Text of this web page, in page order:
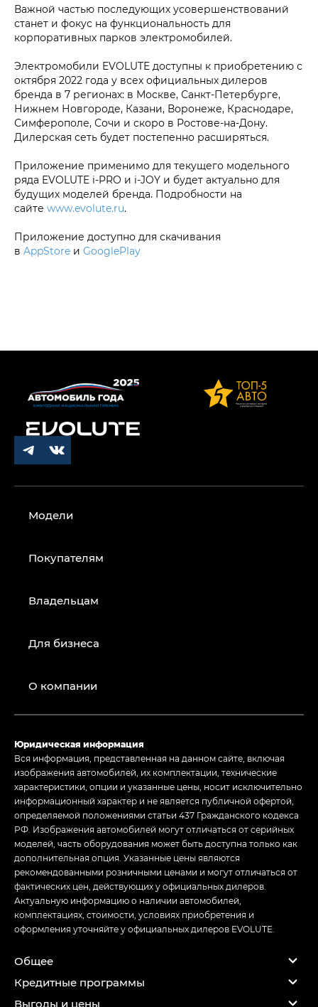
Важной частью последующих усовершенствований
станет и фокус на функциональность для
корпоративных парков электромобилей.
Электромобили EVOLUTE доступны к приобретению с
октября 2022 года у всех официальных дилеров
бренда в 7 регионах: в Москве, Санкт-Петербурге,
Нижнем Новгороде, Казани, Воронеже, Краснодаре,
Симферополе, Сочи и скоро в Ростове-на-Дону.
Дилерская сеть будет постепенно расширяться.
Приложение применимо для текущего модельного
ряда EVOLUTE i‑PRO и i‑JOY и будет актуально для
будущих моделей бренда. Подробности на
сайте www.evolute.ru.
Приложение доступно для скачивания
в AppStore и GooglePlay
Модели
Покупателям
Владельцам
Для бизнеса
О компании
Юридическая информация
Вся информация, представленная на данном сайте, включая
изображения автомобилей, их комплектации, технические
характеристики, опции и указанные цены, носит исключительно
информационный характер и не является публичной офертой,
определяемой положениями статьи 437 Гражданского кодекса
РФ. Изображения автомобилей могут отличаться от серийных
моделей, часть оборудования может быть доступна только как
дополнительная опция. Указанные цены являются
рекомендованными розничными ценами и могут отличаться от
фактических цен, действующих у официальных дилеров.
Актуальную информацию о наличии автомобилей,
комплектациях, стоимости, условиях приобретения и
оформления уточняйте у официальных дилеров EVOLUTE.
Общее
Кредитные программы
Выгоды и цены